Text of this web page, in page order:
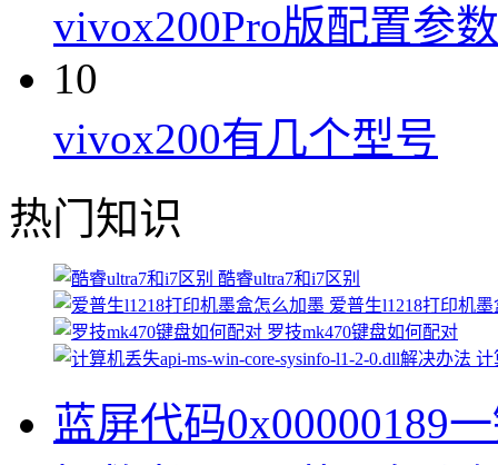
vivox200Pro版配置参数
10
vivox200有几个型号
热门知识
酷睿ultra7和i7区别
爱普生l1218打印机
罗技mk470键盘如何配对
计
蓝屏代码0x00000189